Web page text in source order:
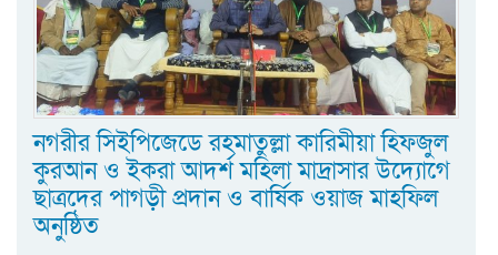
নগরীর সিইপিজেডে রহমাতুল্লা কারিমীয়া হিফজুল
কুরআন ও ইকরা আদর্শ মহিলা মাদ্রাসার উদ্যোগে
ছাত্রদের পাগড়ী প্রদান ও বার্ষিক ওয়াজ মাহফিল
অনুষ্ঠিত